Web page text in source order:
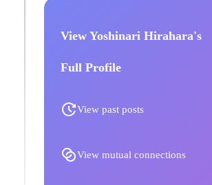
View Yoshinari Hirahara's
Full Profile
View past posts
View mutual connections